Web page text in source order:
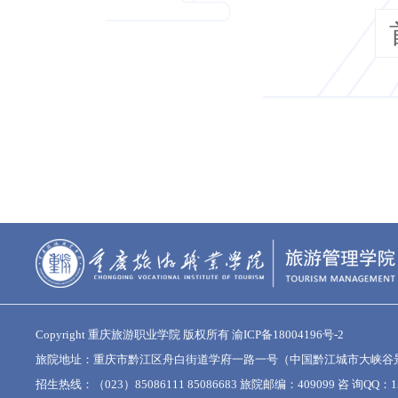
Copyright 重庆旅游职业学院 版权所有 渝ICP备18004196号-2
旅院地址：重庆市黔江区舟白街道学府一路一号（中国黔江城市大峡谷
招生热线：（023）85086111 85086683 旅院邮编：409099 咨 询QQ：